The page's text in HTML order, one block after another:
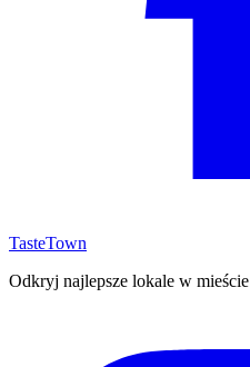
TasteTown
Odkryj najlepsze lokale w mieście